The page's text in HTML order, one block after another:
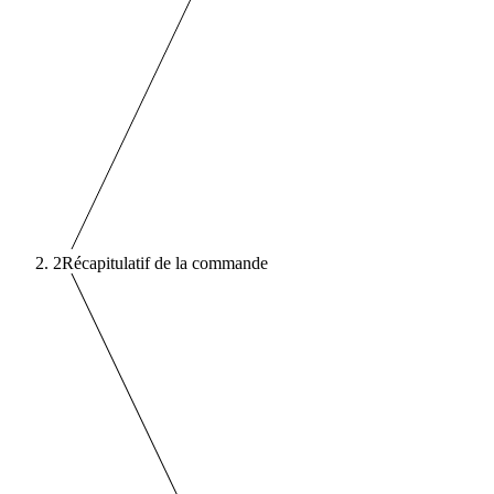
2Récapitulatif de la commande